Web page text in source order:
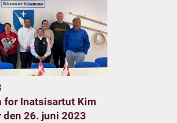
for Inatsisartut Kim
den 26. juni 2023